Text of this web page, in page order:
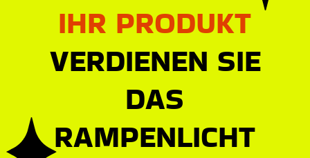
IHR PRODUKT
VERDIENEN SIE
DAS
RAMPENLICHT